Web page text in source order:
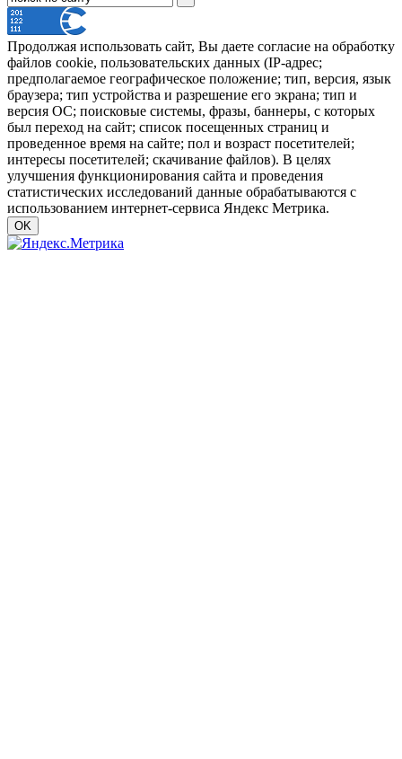
Продолжая использовать сайт, Вы даете согласие на обработку
файлов cookie, пользовательских данных (IP-адрес;
предполагаемое географическое положение; тип, версия, язык
браузера; тип устройства и разрешение его экрана; тип и
версия ОС; поисковые системы, фразы, баннеры, с которых
был переход на сайт; список посещенных страниц и
проведенное время на сайте; пол и возраст посетителей;
интересы посетителей; скачивание файлов). В целях
улучшения функционирования сайта и проведения
статистических исследований данные обрабатываются с
использованием интернет-сервиса Яндекс Метрика.
OK